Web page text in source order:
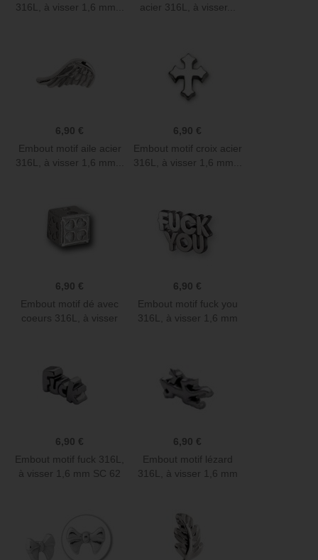
316L, à visser 1,6 mm...
acier 316L, à visser...
6,90 €
Embout motif aile acier
316L, à visser 1,6 mm...
6,90 €
Embout motif croix acier
316L, à visser 1,6 mm...
6,90 €
Embout motif dé avec
coeurs 316L, à visser
6,90 €
Embout motif fuck you
316L, à visser 1,6 mm
6,90 €
Embout motif fuck 316L,
à visser 1,6 mm SC 62
6,90 €
Embout motif lézard
316L, à visser 1,6 mm